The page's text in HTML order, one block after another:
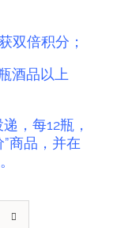
双倍积分；
酒品以上
，每12瓶，
商品，并在